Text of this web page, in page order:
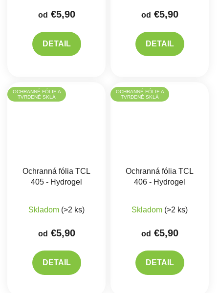
od €5,90
DETAIL
od €5,90
DETAIL
OCHRANNÉ FÓLIE A
TVRDENÉ SKLÁ
Ochranná fólia TCL
405 - Hydrogel
Skladom (>2 ks)
od €5,90
DETAIL
OCHRANNÉ FÓLIE A
TVRDENÉ SKLÁ
Ochranná fólia TCL
406 - Hydrogel
Skladom (>2 ks)
od €5,90
DETAIL